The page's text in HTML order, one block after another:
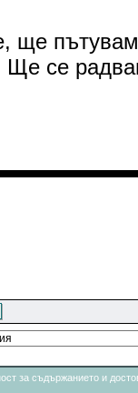
ще
се
за съдържанието и